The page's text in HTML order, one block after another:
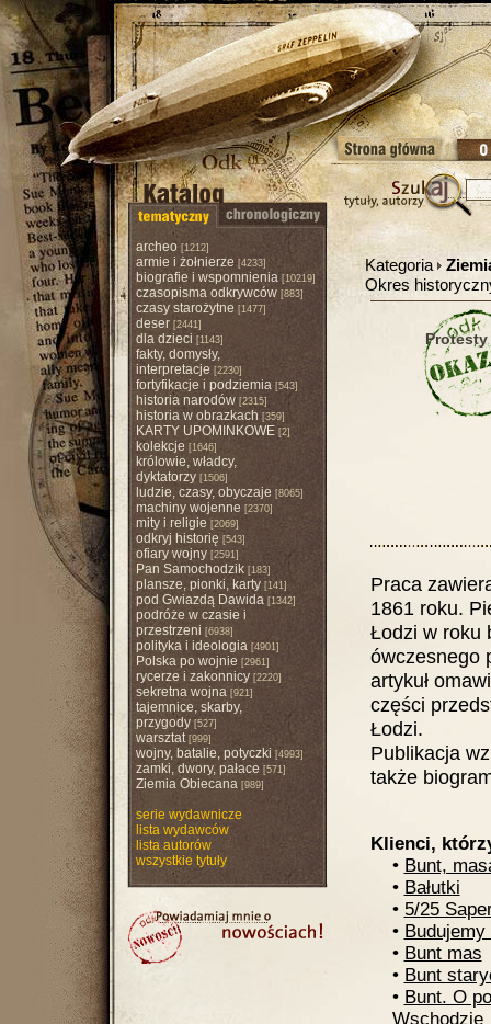
archeo [1212]
armie i żołnierze [4233]
biografie i wspomnienia[10219]
czasopisma odkrywców[883]
czasy starożytne [1477]
deser[2441]
dla dzieci [1143]
fakty, domysły,
interpretacje [2230]
fortyfikacje i podziemia[543]
historia narodów[2315]
historia w obrazkach [359]
KARTY UPOMINKOWE[2]
kolekcje [1646]
królowie, władcy,
dyktatorzy[1506]
ludzie, czasy, obyczaje [8065]
machiny wojenne [2370]
mity i religie [2069]
odkryj historię[543]
ofiary wojny[2591]
Pan Samochodzik[183]
plansze, pionki, karty[141]
pod Gwiazdą Dawida[1342]
podróże w czasie i
przestrzeni [6938]
polityka i ideologia[4901]
Polska po wojnie [2961]
rycerze i zakonnicy[2220]
sekretna wojna[921]
tajemnice, skarby,
przygody[527]
warsztat[999]
wojny, batalie, potyczki [4993]
zamki, dwory, pałace [571]
Ziemia Obiecana[989]
serie wydawnicze
lista wydawców
lista autorów
wszystkie tytuły
Kategoria
Okres
Praca
1861 roku.
Łodzi w roku
ówczesnego
artykuł
części
Łodzi.
Publikacja
także
Klienci,
• Bunt,
• Bałutki
• 5/25
•
• Bunt mas
• Bunt
• Bunt. O
Wschodzie